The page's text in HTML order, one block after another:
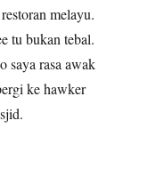
melayu.
tu bukan tebal.
saya rasa awak
ke hawker